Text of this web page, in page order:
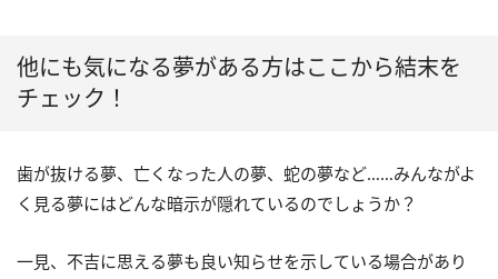
他にも気になる夢がある方はここから結末を
チェック！
歯が抜ける夢、亡くなった人の夢、蛇の夢など……みんながよ
く見る夢にはどんな暗示が隠れているのでしょうか？
一見、不吉に思える夢も良い知らせを示している場合があり